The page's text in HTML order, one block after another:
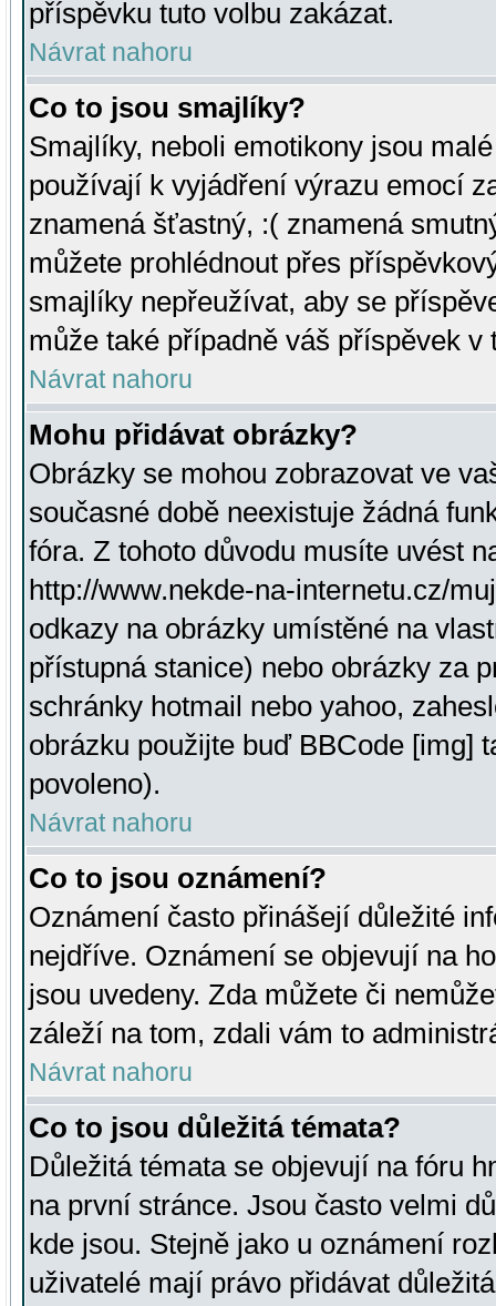
příspěvku tuto volbu zakázat.
Návrat nahoru
Co to jsou smajlíky?
Smajlíky, neboli emotikony jsou
používají k vyjádření výrazu emocí
znamená šťastný, :( znamená
můžete prohlédnout přes
smajlíky nepřeužívat, aby se
může také případně váš příspěvek v
Návrat nahoru
Mohu přidávat obrázky?
Obrázky se mohou zobrazovat ve
současné době neexistuje žádná
fóra. Z tohoto důvodu musíte uvést
http://www.nekde-na-internetu.cz/
odkazy na obrázky umístěné na
přístupná stanice) nebo obrázky za
schránky hotmail nebo yahoo,
obrázku použijte buď BBCode [img]
povoleno).
Návrat nahoru
Co to jsou oznámení?
Oznámení často přinášejí důležité
nejdříve. Oznámení se objevují na
jsou uvedeny. Zda můžete či
záleží na tom, zdali vám to
Návrat nahoru
Co to jsou důležitá témata?
Důležitá témata se objevují na fóru
na první stránce. Jsou často velmi
kde jsou. Stejně jako u oznámení
uživatelé mají právo přidávat